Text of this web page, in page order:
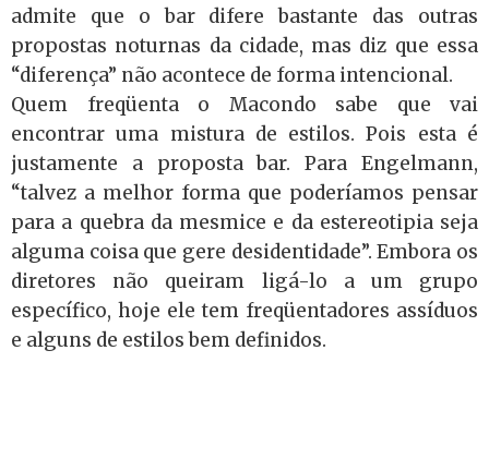
admite que o bar difere bastante das outras
propostas noturnas da cidade, mas diz que essa
“diferença” não acontece de forma intencional.
Quem freqüenta o Macondo sabe que vai
encontrar uma mistura de estilos. Pois esta é
justamente a proposta bar. Para Engelmann,
“talvez a melhor forma que poderíamos pensar
para a quebra da mesmice e da estereotipia seja
alguma coisa que gere desidentidade”. Embora os
diretores não queiram ligá-lo a um grupo
específico, hoje ele tem freqüentadores assíduos
e alguns de estilos bem definidos.